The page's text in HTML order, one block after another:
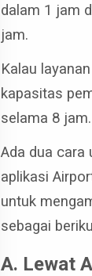
dalam 1 jam
jam.
Kalau
kapasitas
selama 8
Ada dua cara
aplikasi
untuk
sebagai
A. Lewat